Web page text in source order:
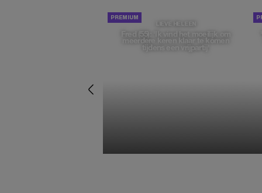
LIEVE HELEEN
Fred (55): 'Ik vind het moeilijk om
meerdere keren klaar te komen
tijdens een vrijpartij'